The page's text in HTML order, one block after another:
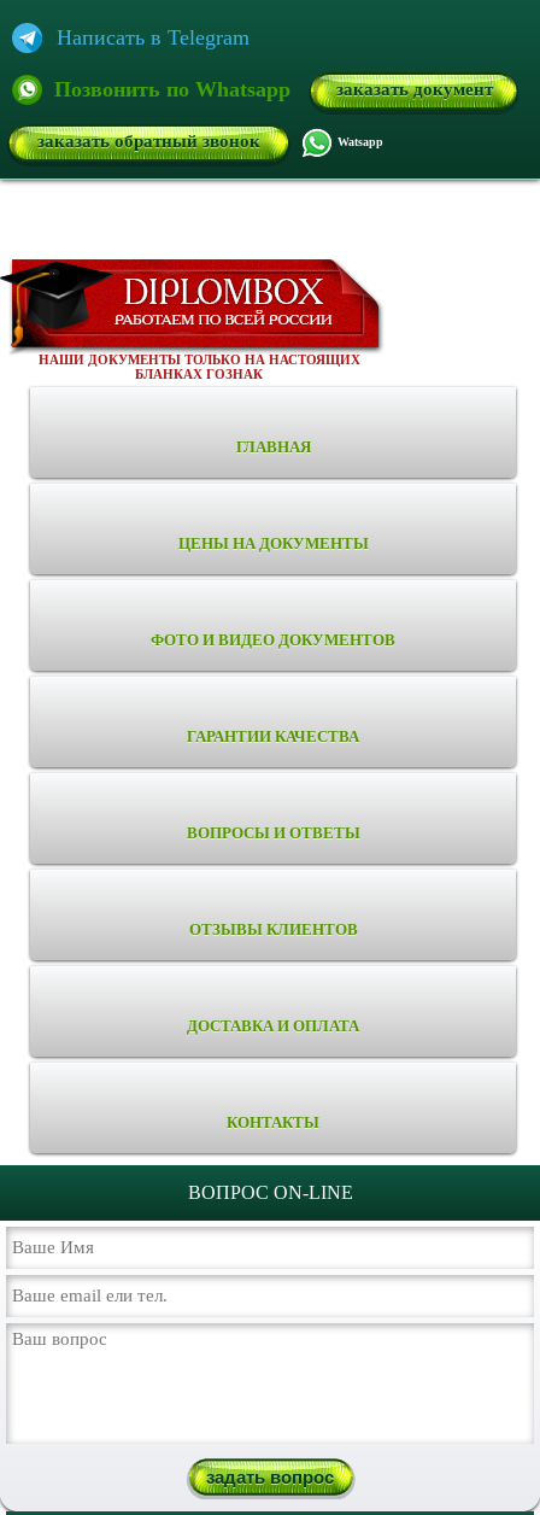
Написать в Telegram
Позвонить по Whatsapp заказать документ
заказать обратный звонок Watsapp
НАШИ ДОКУМЕНТЫ ТОЛЬКО НА НАСТОЯЩИХ
БЛАНКАХ ГОЗНАК
ГЛАВНАЯ
ЦЕНЫ НА ДОКУМЕНТЫ
ФОТО И ВИДЕО ДОКУМЕНТОВ
ГАРАНТИИ КАЧЕСТВА
ВОПРОСЫ И ОТВЕТЫ
ОТЗЫВЫ КЛИЕНТОВ
ДОСТАВКА И ОПЛАТА
КОНТАКТЫ
ВОПРОС ON-LINE